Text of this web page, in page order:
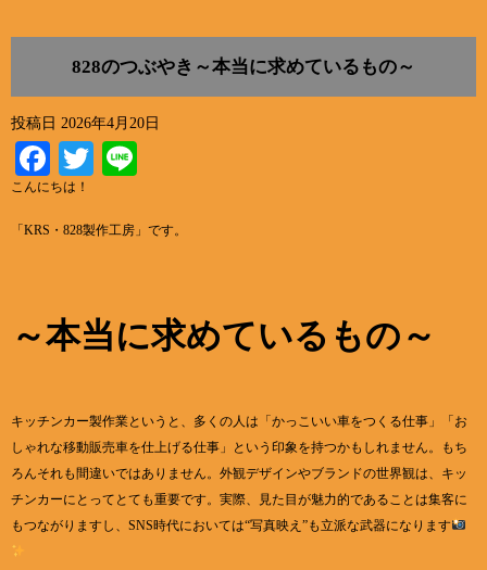
828のつぶやき～本当に求めているもの～
投稿日 2026年4月20日
Facebook
Twitter
こんにちは！
「KRS・828製作工房」です。
～本当に求めているもの～
キッチンカー製作業というと、多くの人は「かっこいい車をつくる仕事」「お
しゃれな移動販売車を仕上げる仕事」という印象を持つかもしれません。もち
ろんそれも間違いではありません。外観デザインやブランドの世界観は、キッ
チンカーにとってとても重要です。実際、見た目が魅力的であることは集客に
もつながりますし、SNS時代においては“写真映え”も立派な武器になります